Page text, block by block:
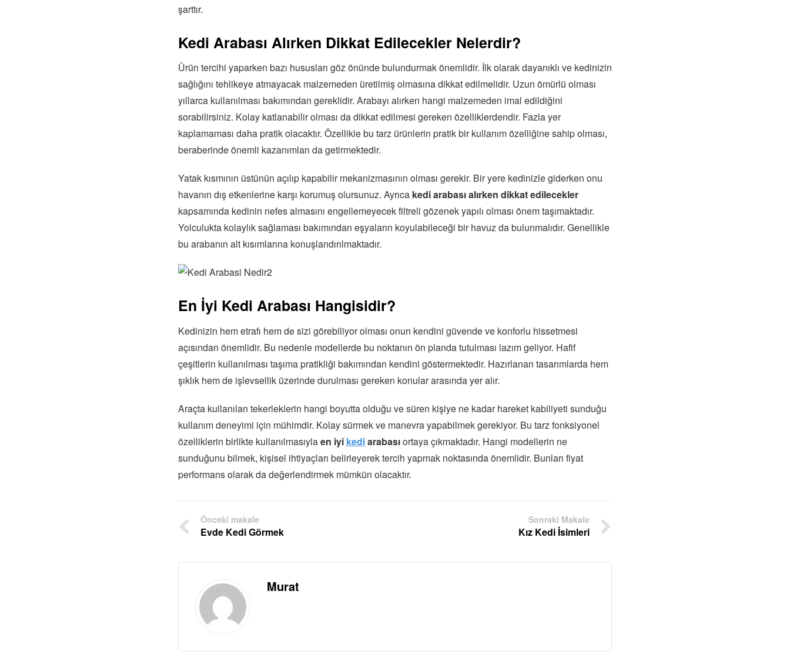
şarttır.
Kedi Arabası Alırken Dikkat Edilecekler Nelerdir?
Ürün tercihi yaparken bazı hususları göz önünde bulundurmak önemlidir. İlk olarak dayanıklı ve kedinizin
sağlığını tehlikeye atmayacak malzemeden üretilmiş olmasına dikkat edilmelidir. Uzun ömürlü olması
yıllarca kullanılması bakımından gereklidir. Arabayı alırken hangi malzemeden imal edildiğini
sorabilirsiniz. Kolay katlanabilir olması da dikkat edilmesi gereken özelliklerdendir. Fazla yer
kaplamaması daha pratik olacaktır. Özellikle bu tarz ürünlerin pratik bir kullanım özelliğine sahip olması,
beraberinde önemli kazanımları da getirmektedir.
Yatak kısmının üstünün açılıp kapabilir mekanizmasının olması gerekir. Bir yere kedinizle giderken onu
havanın dış etkenlerine karşı korumuş olursunuz. Ayrıca kedi arabası alırken dikkat edilecekler
kapsamında kedinin nefes almasını engellemeyecek filtreli gözenek yapılı olması önem taşımaktadır.
Yolculukta kolaylık sağlaması bakımından eşyaların koyulabileceği bir havuz da bulunmalıdır. Genellikle
bu arabanın alt kısımlarına konuşlandırılmaktadır.
En İyi Kedi Arabası Hangisidir?
Kedinizin hem etrafı hem de sizi görebiliyor olması onun kendini güvende ve konforlu hissetmesi
açısından önemlidir. Bu nedenle modellerde bu noktanın ön planda tutulması lazım geliyor. Hafif
çeşitlerin kullanılması taşıma pratikliği bakımından kendini göstermektedir. Hazırlanan tasarımlarda hem
şıklık hem de işlevsellik üzerinde durulması gereken konular arasında yer alır.
Araçta kullanılan tekerleklerin hangi boyutta olduğu ve süren kişiye ne kadar hareket kabiliyeti sunduğu
kullanım deneyimi için mühimdir. Kolay sürmek ve manevra yapabilmek gerekiyor. Bu tarz fonksiyonel
özelliklerin birlikte kullanılmasıylaen iyi kediarabasıortaya çıkmaktadır. Hangi modellerin ne
sunduğunu bilmek, kişisel ihtiyaçları belirleyerek tercih yapmak noktasında önemlidir. Bunları fiyat
performans olarak da değerlendirmek mümkün olacaktır.
Önceki makale
Evde Kedi Görmek
Sonraki Makale
Kız Kedi İsimleri
Murat